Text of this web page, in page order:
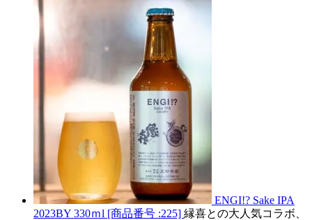
ENGI!? Sake IPA
2023BY 330ｍl [商品番号 :225] 縁喜との大人気コラボ、